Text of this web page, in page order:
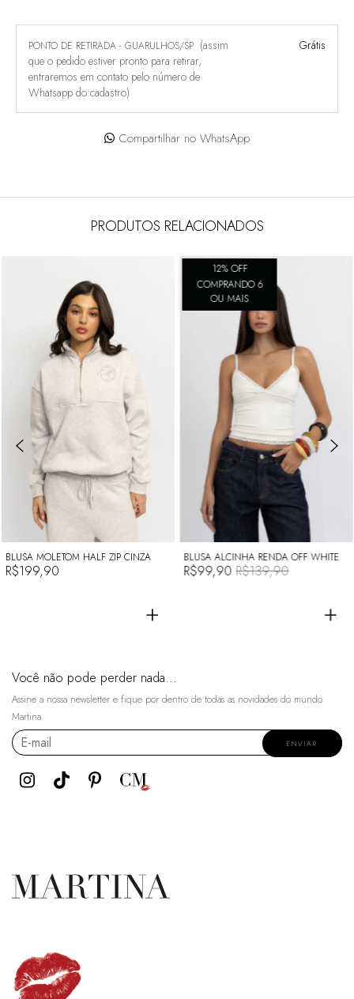
PONTO DE RETIRADA - GUARULHOS/SP (assim
que o pedido estiver pronto para retirar,
entraremos em contato pelo número de
Whatsapp do cadastro)
Grátis
Compartilhar no WhatsApp
PRODUTOS RELACIONADOS
BLUSA MOLETOM HALF ZIP CINZA
R$199,90
+
12% OFF
COMPRANDO 6
OU MAIS
BLUSA ALCINHA RENDA OFF WHITE
R$99,90R$139,90
+
Você não pode perder nada...
Assine a nossa newsletter e fique por dentro de todas as novidades do mundo
Martina.